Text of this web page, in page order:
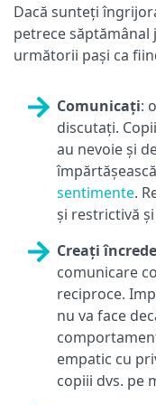
Dacă sunteți
petrece
următorii pași ca
Comunicați:
discutați.
au nevoie și
împărtășească
sentimente.
și restrictivă
Creați
comunicare
reciproce.
nu va face
empatic cu
copiii dvs. pe